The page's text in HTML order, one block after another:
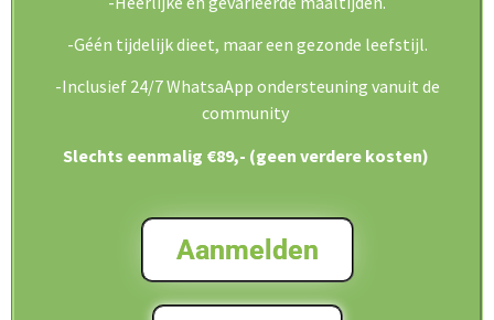
-Géén tijdelijk dieet, maar een gezonde leefstijl.
-Inclusief 24/7 WhatsaApp ondersteuning vanuit de
community
Slechts eenmalig €89,- (geen verdere kosten)
Aanmelden